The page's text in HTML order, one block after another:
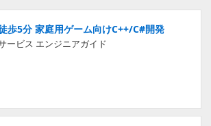
歩5分 家庭用ゲーム向けC++/C#開発
ービス エンジニアガイド